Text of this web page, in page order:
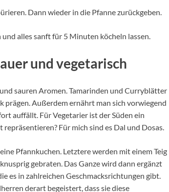
Dann wieder in die Pfanne zurückgeben.
alles sanft für 5 Minuten köcheln lassen.
und vegetarisch
sauren Aromen. Tamarinden und Curryblätter
prägen. Außerdem ernährt man sich vorwiegend
auffällt. Für Vegetarier ist der Süden ein
repräsentieren? Für mich sind es Dal und Dosas.
Pfannkuchen. Letztere werden mit einem Teig
gebraten. Das Ganze wird dann ergänzt
es in zahlreichen Geschmacksrichtungen gibt.
derart begeistert, dass sie diese